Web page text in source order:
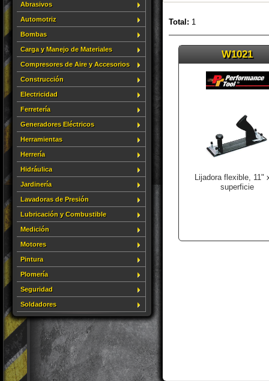
Abrasivos
Automotriz
Bombas
Carga y Manejo de Materiales
Compresores de Aire y Accesorios
Construcción
Electricidad
Ferretería
Generadores Eléctricos
Herramientas
Herrería
Hidráulica
Jardinería
Lavadoras de Presión
Lubricación y Combustible
Medición
Motores
Pintura
Plomería
Seguridad
Soldadores
Total: 1
W1021
Lijadora flexible, 11"
superficie